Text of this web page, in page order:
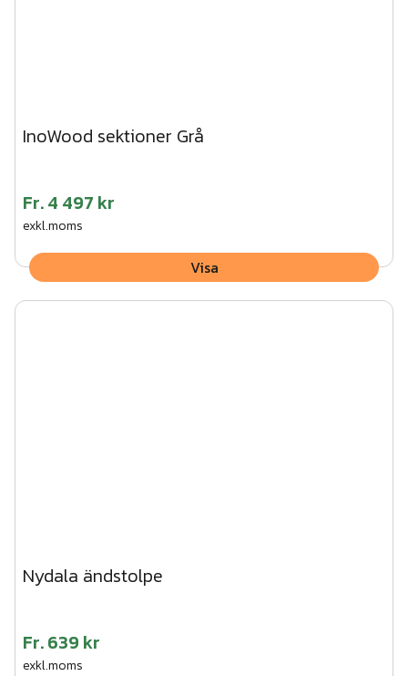
InoWood sektioner Grå
Fr.4 497 kr
exkl.moms
Visa
Nydala ändstolpe
Fr.639 kr
exkl.moms